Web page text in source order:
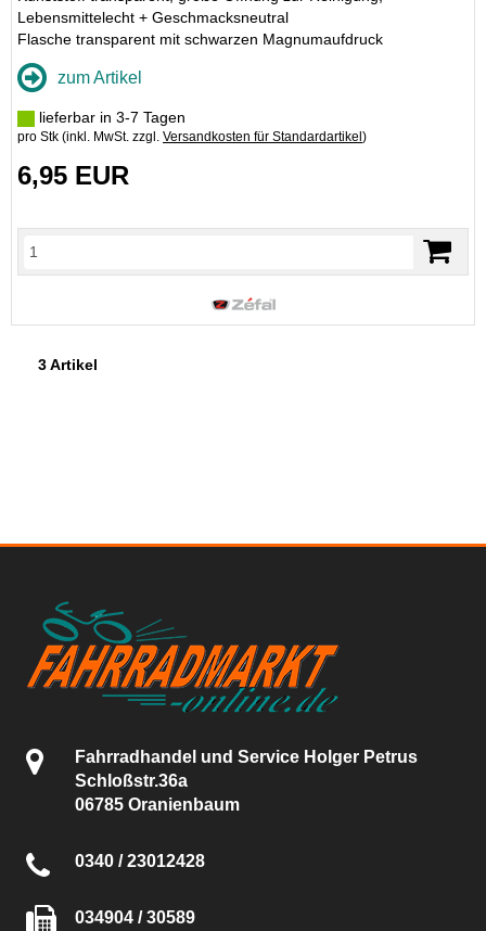
Lebensmittelecht + Geschmacksneutral
Flasche transparent mit schwarzen Magnumaufdruck
zum Artikel
lieferbar in 3-7 Tagen
pro Stk (inkl. MwSt. zzgl. Versandkosten für Standardartikel )
6,95 EUR
3 Artikel
Fahrradhandel und Service Holger Petrus
Schloßstr.36a
06785 Oranienbaum
0340 / 23012428
034904 / 30589